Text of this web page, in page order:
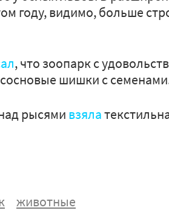
году, видимо, больше
, что зоопарк с
шишки с
рысями взяла
животные